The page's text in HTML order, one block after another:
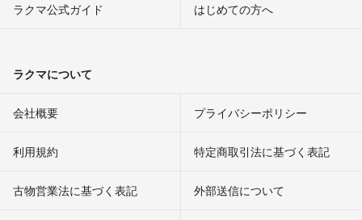
ラクマ公式ガイド はじめての方へ
ラクマについて
会社概要 プライバシーポリシー
利用規約 特定商取引法に基づく表記
古物営業法に基づく表記 外部送信について